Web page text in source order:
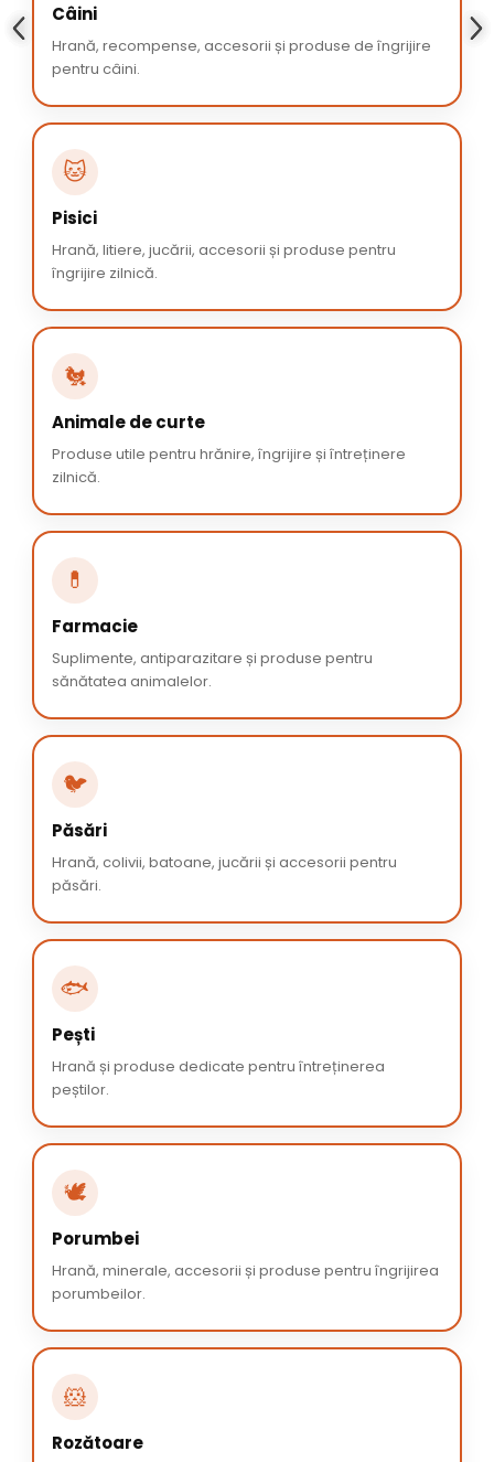
Câini
Hrană, recompense, accesorii și produse de îngrijire
pentru câini.
🐱
Pisici
Hrană, litiere, jucării, accesorii și produse pentru
îngrijire zilnică.
🐔
Animale de curte
Produse utile pentru hrănire, îngrijire și întreținere
zilnică.
💊
Farmacie
Suplimente, antiparazitare și produse pentru
sănătatea animalelor.
🐦
Păsări
Hrană, colivii, batoane, jucării și accesorii pentru
păsări.
🐟
Pești
Hrană și produse dedicate pentru întreținerea
peștilor.
🕊️
Porumbei
Hrană, minerale, accesorii și produse pentru îngrijirea
porumbeilor.
🐹
Rozătoare